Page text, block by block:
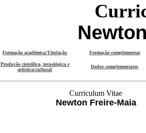
Formação acadêmica/Titulação Formação complementar
Produção científica, tecnológica e
artística/cultural
Dados complementares
Curriculum Vitae
Newton Freire-Maia